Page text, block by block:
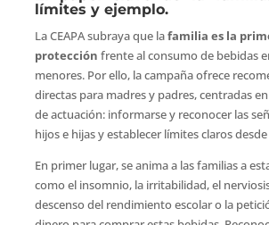
límites y ejemplo.
La CEAPA subraya que lafamilia es la
protección frente al consumo de bebidas
menores. Por ello, la campaña ofrece
directas para madres y padres, centradas
de actuación: informarse y reconocer las
hijos e hijas y establecer límites claros
En primer lugar, se anima a las familias a
como el insomnio, la irritabilidad, el
descenso del rendimiento escolar o la